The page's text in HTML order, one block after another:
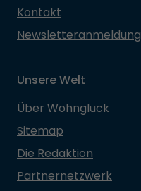
Kontakt
Newsletteranmeldung
Unsere Welt
Über Wohnglück
Sitemap
Die Redaktion
Partnernetzwerk